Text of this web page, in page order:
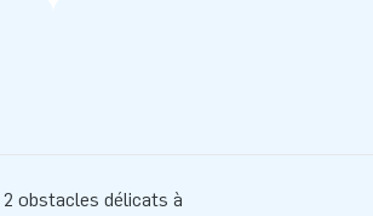
obstacles délicats à